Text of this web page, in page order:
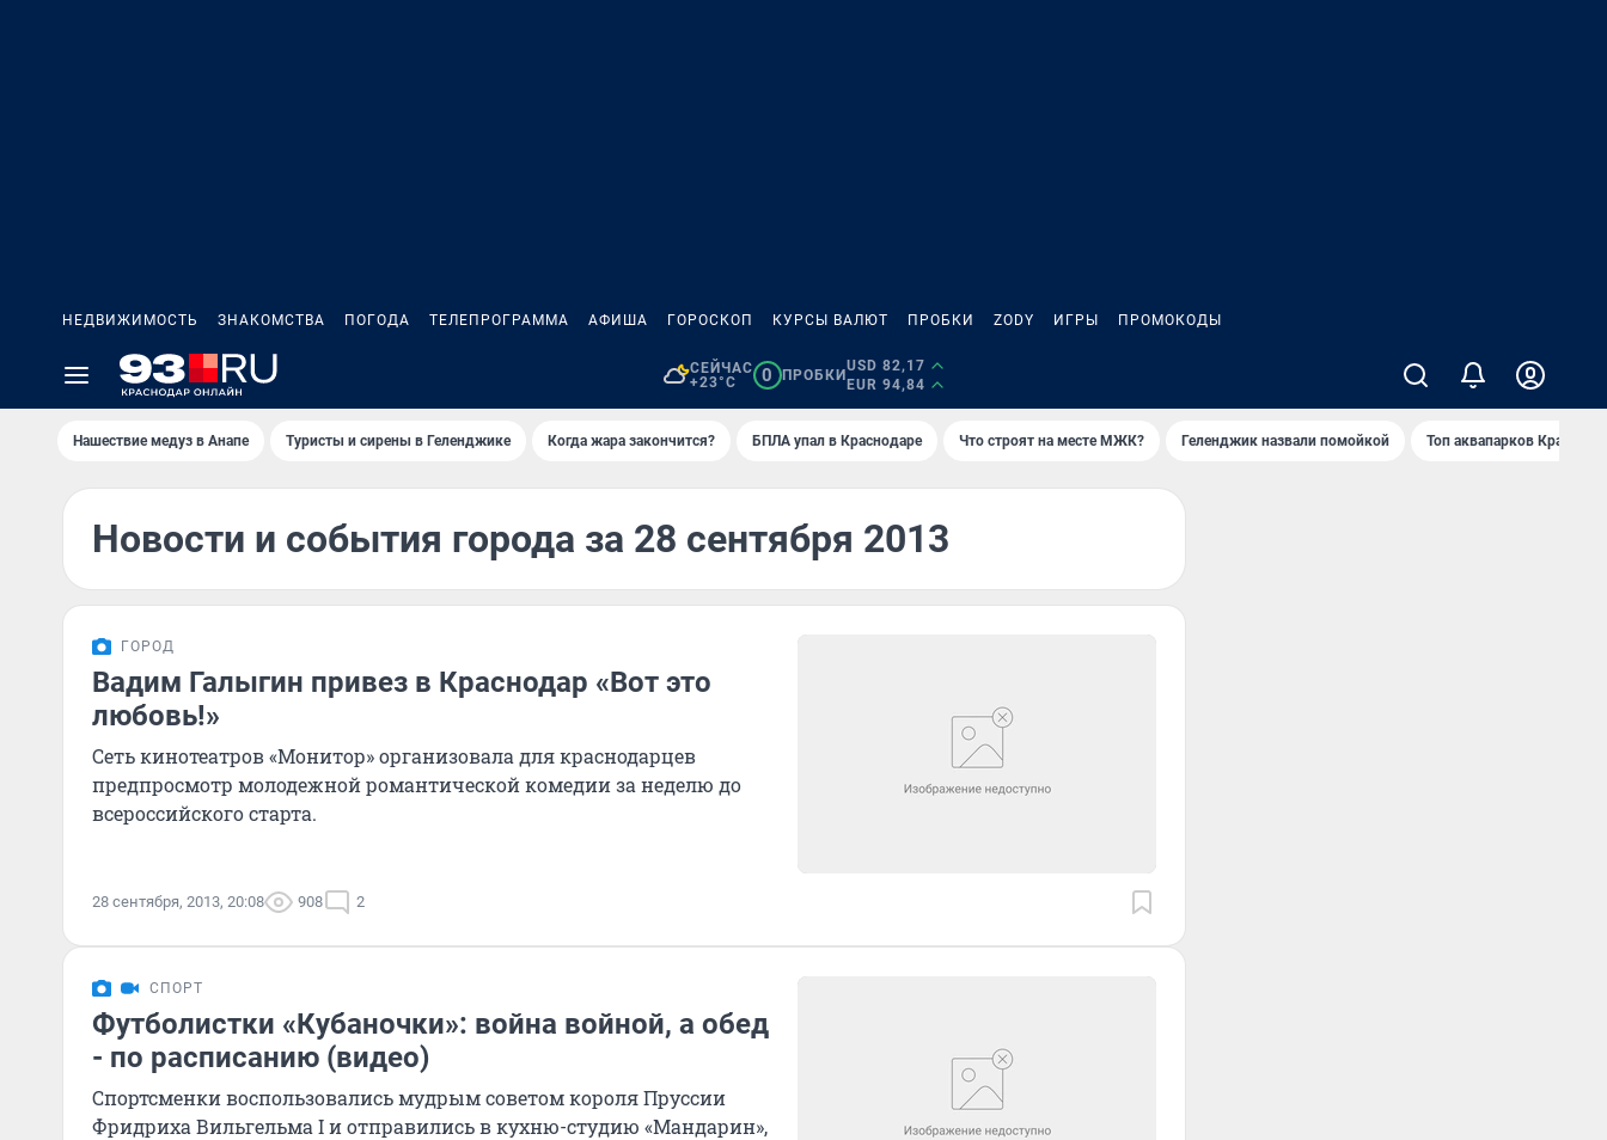
НЕДВИЖИМОСТЬ ЗНАКОМСТВА ПОГОДА ТЕЛЕПРОГРАММА АФИША ГОРОСКОП КУРСЫ ВАЛЮТ ПРОБКИ ZODY ИГРЫ ПРОМОКОДЫ
СЕЙЧАС
+23°C
0 ПРОБКИ
USD 82,17
EUR 94,84
Нашествие медуз в Анапе Туристы и сирены в Геленджике Когда жара закончится? БПЛА упал в Краснодаре Что строят на месте МЖК? Геленджик назвали помойкой Топ аквапарков
Новости и события города за 28 сентября 2013
ГОРОД
Вадим Галыгин привез в Краснодар «Вот это
любовь!»
Сеть кинотеатров «Монитор» организовала для краснодарцев
предпросмотр молодежной романтической комедии за неделю до
всероссийского старта.
28 сентября, 2013, 20:08 908 2
СПОРТ
Футболистки «Кубаночки»: война войной, а обед
- по расписанию (видео)
Спортсменки воспользовались мудрым советом короля Пруссии
Фридриха Вильгельма I и отправились в кухню-студию «Мандарин»,